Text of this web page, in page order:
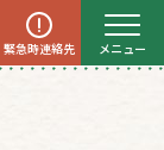
緊急時連絡先 メニュー